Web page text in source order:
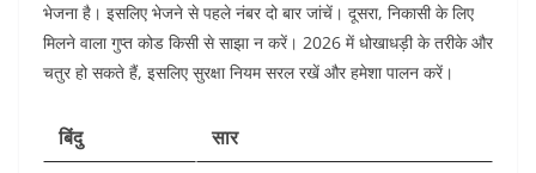
भेजना है। इसलिए भेजने से पहले नंबर दो बार जांचें। दूसरा, निकासी के लिए
मिलने वाला गुप्त कोड किसी से साझा न करें। 2026 में धोखाधड़ी के तरीके और
चतुर हो सकते हैं, इसलिए सुरक्षा नियम सरल रखें और हमेशा पालन करें।
बिंदु
सार